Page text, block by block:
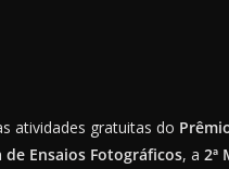
atividades gratuitas do
de Ensaios Fotográficos, a 2ª